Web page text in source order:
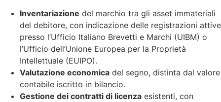
Inventariazione del marchio tra gli asset immateriali
del debitore, con indicazione delle registrazioni attive
presso l’Ufficio Italiano Brevetti e Marchi (UIBM) o
l’Ufficio dell’Unione Europea per la Proprietà
Intellettuale (EUIPO).
Valutazione economica del segno, distinta dal valore
contabile iscritto in bilancio.
Gestione dei contratti di licenza esistenti, con